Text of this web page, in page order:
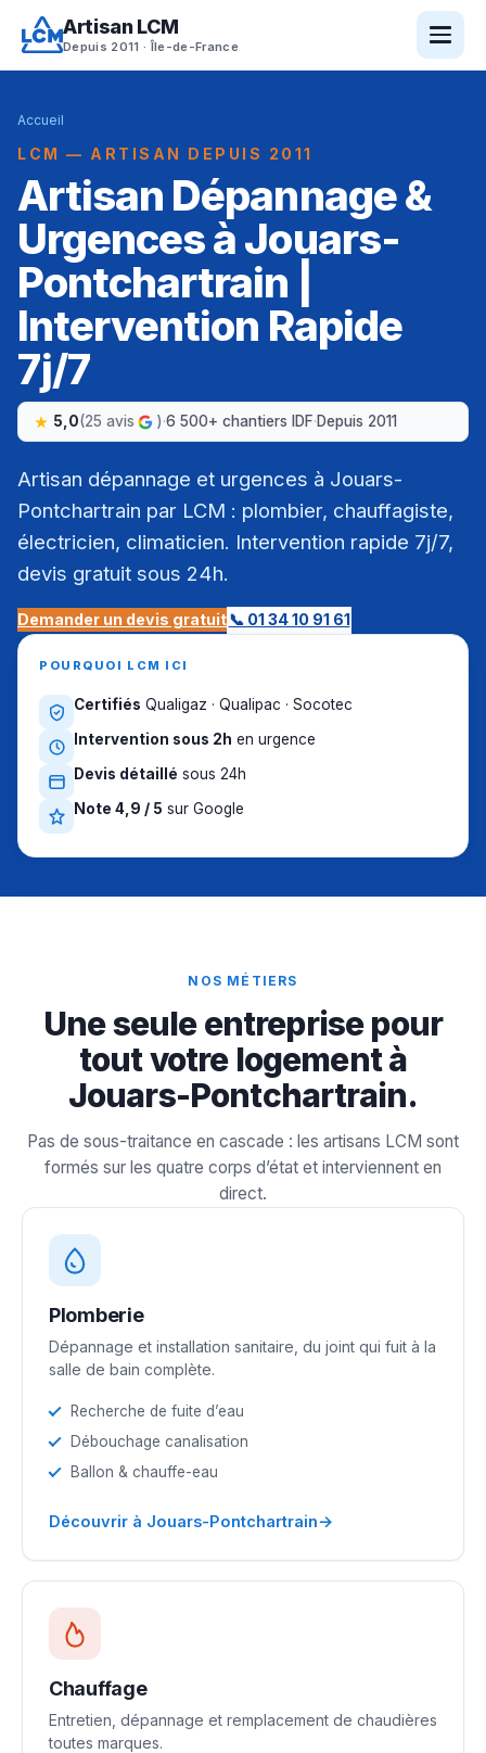
Artisan LCM
Depuis 2011 · Île-de-France
Accueil
LCM — ARTISAN DEPUIS 2011
Artisan Dépannage &
Urgences à Jouars-
Pontchartrain |
Intervention Rapide
7j/7
5,0(25 avis )·6 500+ chantiers IDF·Depuis 2011
Artisan dépannage et urgences à Jouars-
Pontchartrain par LCM : plombier, chauffagiste,
électricien, climaticien. Intervention rapide 7j/7,
devis gratuit sous 24h.
Demander un devis gratuit📞 01 34 10 91 61
POURQUOI LCM ICI
Certifiés Qualigaz · Qualipac · Socotec
Intervention sous 2h en urgence
Devis détaillé sous 24h
Note 4,9 / 5 sur Google
NOS MÉTIERS
Une seule entreprise pour
tout votre logement à
Jouars-Pontchartrain.
Pas de sous-traitance en cascade : les artisans LCM sont
formés sur les quatre corps d’état et interviennent en
direct.
Plomberie
Dépannage et installation sanitaire, du joint qui fuit à la
salle de bain complète.
Recherche de fuite d’eau
Débouchage canalisation
Ballon & chauffe-eau
Découvrir à Jouars-Pontchartrain→
Chauffage
Entretien, dépannage et remplacement de chaudières
toutes marques.